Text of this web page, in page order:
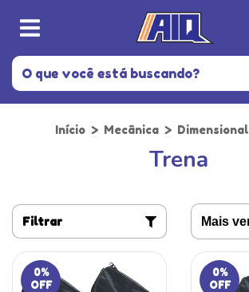
Início > Mecânica > Dimensional
Trena
Filtrar
0%
OFF
0%
OFF